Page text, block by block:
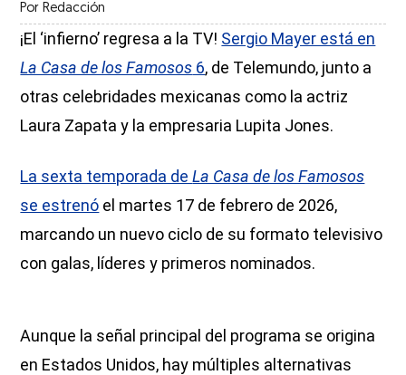
Por Redacción
¡El ‘infierno’ regresa a la TV! Sergio Mayer está en
La Casa de los Famosos 6, de Telemundo, junto a
otras celebridades mexicanas como la actriz
Laura Zapata y la empresaria Lupita Jones.
La sexta temporada deLa Casa de los Famosos
se estrenó el martes 17 de febrero de 2026,
marcando un nuevo ciclo de su formato televisivo
con galas, líderes y primeros nominados.
Aunque la señal principal del programa se origina
en Estados Unidos, hay múltiples alternativas